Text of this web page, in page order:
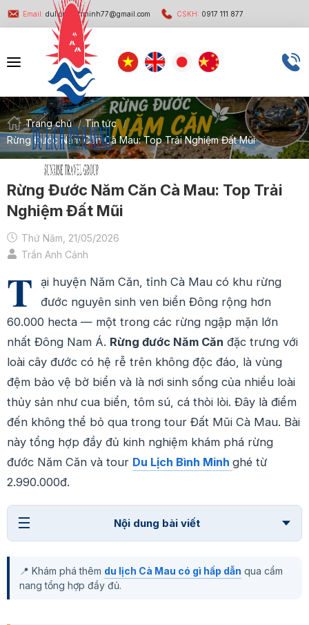
Email: dulichbinhminh77@gmail.com CSKH: 0917 111 877
Trang chủ / Tin tức /
Rừng Đước Năm Căn Cà Mau: Top Trải Nghiệm Đất Mũi
Rừng Đước Năm Căn Cà Mau: Top Trải
Nghiệm Đất Mũi
Thứ Năm, 21/05/2026
Trần Anh Cảnh
T
ại huyện Năm Căn, tỉnh Cà Mau có khu rừng
đước nguyên sinh ven biển Đông rộng hơn
60.000 hecta — một trong các rừng ngập mặn lớn
nhất Đông Nam Á. Rừng đước Năm Căn đặc trưng với
loài cây đước có hệ rễ trên không độc đáo, là vùng
đệm bảo vệ bờ biển và là nơi sinh sống của nhiều loài
thủy sản như cua biển, tôm sú, cá thòi lòi. Đây là điểm
đến không thể bỏ qua trong tour Đất Mũi Cà Mau. Bài
này tổng hợp đầy đủ kinh nghiệm khám phá rừng
đước Năm Căn và tour Du Lịch Bình Minh ghé từ
2.990.000đ.
Nội dung bài viết
📍 Khám phá thêm du lịch Cà Mau có gì hấp dẫn qua cẩm
nang tổng hợp đầy đủ.